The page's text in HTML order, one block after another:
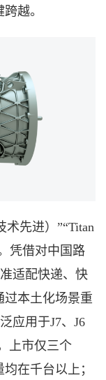
越。
术先进）”“Titan
凭借对中国路
适配快递、快
过本土化场景重
应用于J7、J6
上市仅三个
在千台以上；